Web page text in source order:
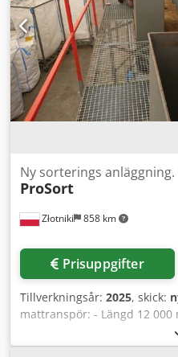
Złotniki 858 km
Ny sorterings anläggning.
ProSort
Prisuppgifter
Tillverkningsår: 2025, skick:
mattranspör: - Längd 12
Behållarlängd 3 000 mm,
från golvet, -